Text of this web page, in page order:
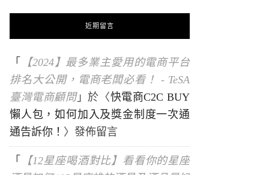
近期留言
「
【2024】最多業主愛用的電商平台
排名大公開，電商老闆必看！ - TeSA
臺灣電商顧問」於〈快電商C2C BUY
懶人包，如何加入及獎金制度一次通
通告訴你！ 〉發佈留言
「
【12星座喝酒對比】看看你的星座